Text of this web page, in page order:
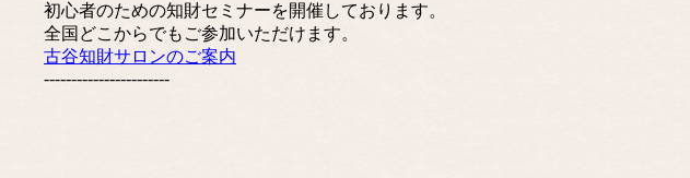
初心者のための知財セミナーを開催しております。
全国どこからでもご参加いただけます。
古谷知財サロンのご案内
-----------------------